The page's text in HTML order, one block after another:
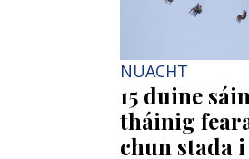
NUACHT
15 duine
tháinig
chun stada